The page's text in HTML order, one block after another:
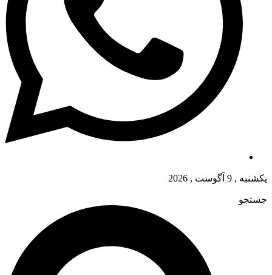
یکشنبه , 9 آگوست , 2026
جستجو